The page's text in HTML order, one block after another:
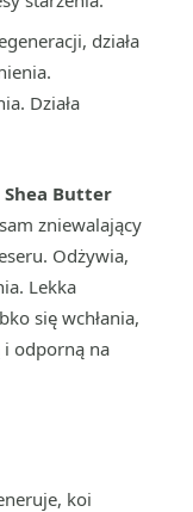
działa
Działa
Shea Butter
zniewalający
Odżywia,
Lekka
się wchłania,
i odporną na
koi